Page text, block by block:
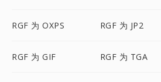
RGF 为 OXPS RGF 为 JP2
RGF 为 GIF RGF 为 TGA